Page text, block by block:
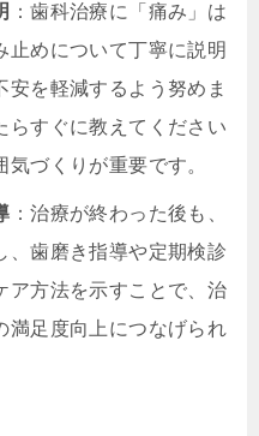
：歯科治療に「痛み」は
止めについて丁寧に説明
安を軽減するよう努めま
らすぐに教えてください
づくりが重要です。
：治療が終わった後も、
、歯磨き指導や定期検診
ア方法を示すことで、治
満足度向上につなげられ